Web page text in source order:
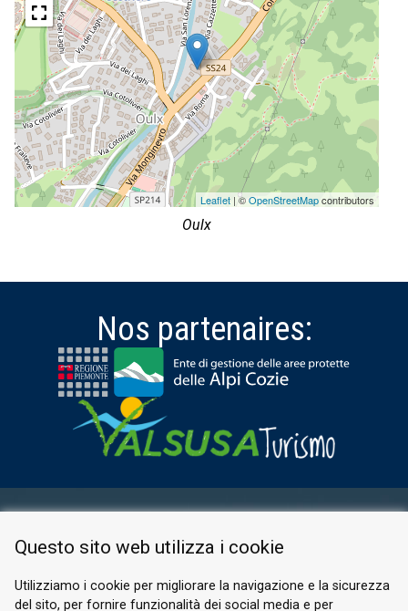
Leaflet | ©OpenStreetMapcontributors
Oulx
Nos partenaires:
PRIVACY POLICY
Questo sito web utilizza i cookie
Utilizziamo i cookie per migliorare la navigazione e la sicurezza
del sito, per fornire funzionalità dei social media e per